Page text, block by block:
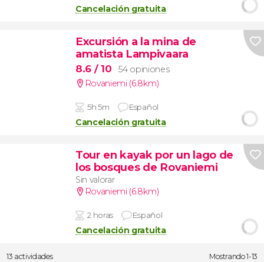
Cancelación gratuita
Excursión a la mina de
amatista Lampivaara
8.6 / 10
54 opiniones
Rovaniemi (6.8km)
5h 5m Español
Cancelación gratuita
Tour en kayak por un lago de
los bosques de Rovaniemi
Sin valorar
Rovaniemi (6.8km)
2 horas Español
Cancelación gratuita
13 actividades Mostrando 1-13